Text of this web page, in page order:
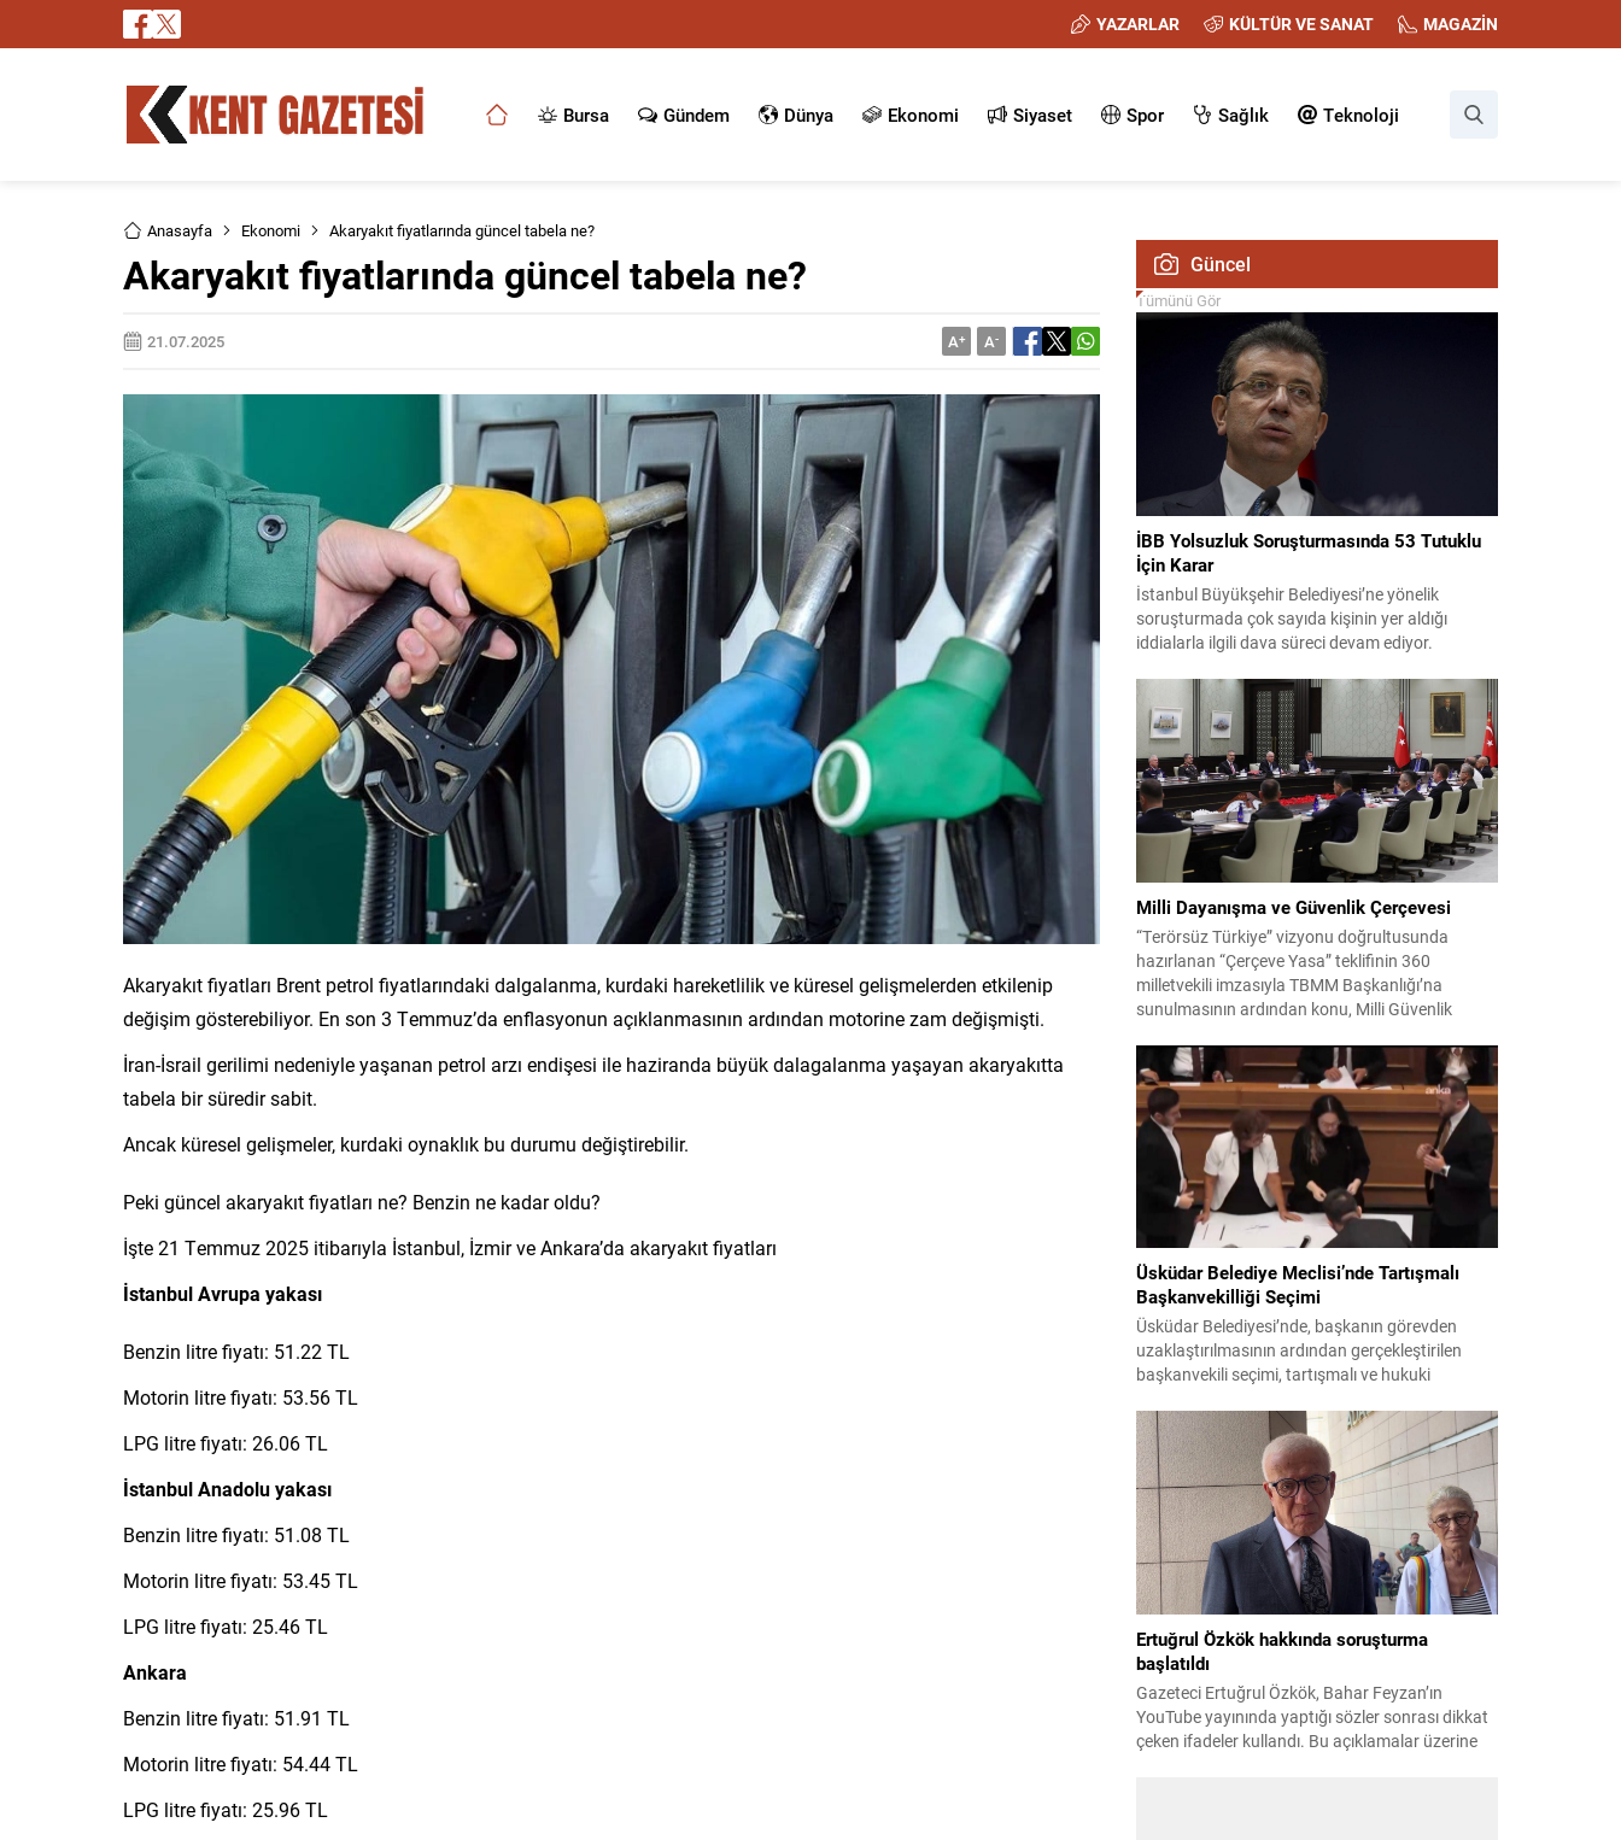
YAZARLAR KÜLTÜR VE SANAT MAGAZİN
Bursa Gündem Dünya Ekonomi Siyaset Spor Sağlık Teknoloji
Anasayfa Ekonomi Akaryakıt fiyatlarında güncel tabela ne?
Akaryakıt fiyatlarında güncel tabela ne?
21.07.2025 A+ A-
Akaryakıt fiyatları Brent petrol fiyatlarındaki dalgalanma, kurdaki hareketlilik ve küresel gelişmelerden etkilenip
değişim gösterebiliyor. En son 3 Temmuz’da enflasyonun açıklanmasının ardından motorine zam değişmişti.
İran-İsrail gerilimi nedeniyle yaşanan petrol arzı endişesi ile haziranda büyük dalagalanma yaşayan akaryakıtta
tabela bir süredir sabit.
Ancak küresel gelişmeler, kurdaki oynaklık bu durumu değiştirebilir.
Peki güncel akaryakıt fiyatları ne? Benzin ne kadar oldu?
İşte 21 Temmuz 2025 itibarıyla İstanbul, İzmir ve Ankara’da akaryakıt fiyatları
İstanbul Avrupa yakası
Benzin litre fiyatı: 51.22 TL
Motorin litre fiyatı: 53.56 TL
LPG litre fiyatı: 26.06 TL
İstanbul Anadolu yakası
Benzin litre fiyatı: 51.08 TL
Motorin litre fiyatı: 53.45 TL
LPG litre fiyatı: 25.46 TL
Ankara
Benzin litre fiyatı: 51.91 TL
Motorin litre fiyatı: 54.44 TL
LPG litre fiyatı: 25.96 TL
Güncel
Tümünü Gör
İBB Yolsuzluk Soruşturmasında 53 Tutuklu
İçin Karar
İstanbul Büyükşehir Belediyesi’ne yönelik
soruşturmada çok sayıda kişinin yer aldığı
iddialarla ilgili dava süreci devam ediyor.
sanıkların tutukluluk hallerini ayrı ayrı
değerlendirdi. İnceleme sonucunda, aralarında
Ekrem İmamoğlu’nun da bulunduğu 53 tutuklu
hakkında tutukluluk hallerinin sürdürülmesine
karar verildi. İddialar ve değerlendirilen talepler
Soruşturma kapsamında sanıklara yöneltilen...
Milli Dayanışma ve Güvenlik Çerçevesi
“Terörsüz Türkiye” vizyonu doğrultusunda
hazırlanan “Çerçeve Yasa” teklifinin 360
milletvekili imzasıyla TBMM Başkanlığı’na
sunulmasının ardından konu, Milli Güvenlik
Toplantı sonrası yayımlanan sekiz maddelik
bildiri, ülke güvenliği ve bölgesel gelişmelere dair
değerlendirmeleri içermektedir. Yaklaşık 2 saat
15 dakika süren oturumun sonuç metninde;
terörle mücadele, bölgesel istikrar,...
Üsküdar Belediye Meclisi’nde Tartışmalı
Başkanvekilliği Seçimi
Üsküdar Belediyesi’nde, başkanın görevden
uzaklaştırılmasının ardından gerçekleştirilen
başkanvekili seçimi, tartışmalı ve hukuki
geldi. Yapılan oylamada usul ve gizlilikle ilgili
ciddi iddialar ortaya atıldı; bazı oyların geçersiz
sayılması ve meclis içindeki yönlendirmeler
kamuoyunda tepkilere yol açtı. Seçim sürecinde
yaşanan gelişmeler, parti grupları arasındaki
gerilimi artırdı. CHP’nin...
Ertuğrul Özkök hakkında soruşturma
başlatıldı
Gazeteci Ertuğrul Özkök, Bahar Feyzan’ın
YouTube yayınında yaptığı sözler sonrası dikkat
çeken ifadeler kullandı. Bu açıklamalar üzerine